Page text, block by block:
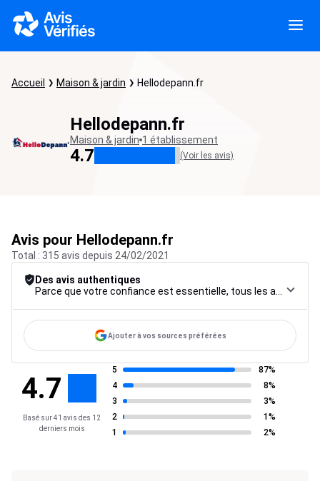
Accueil Maison & jardin Hellodepann.fr
Hellodepann.fr
Maison & jardin 1 établissement
4.7 (Voir les avis)
Avis pour Hellodepann.fr
Total : 315 avis depuis 24/02/2021
Des avis authentiques
Ajouter à vos sources préférées
4.7
Basé sur 41 avis des 12
derniers mois
5
87%
4
8%
3
3%
2
1%
1
2%